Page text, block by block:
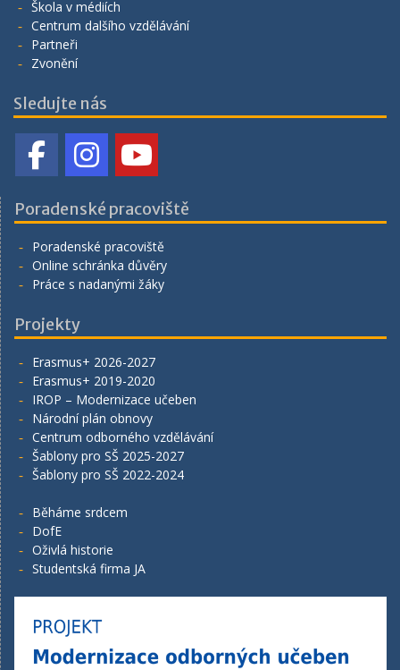
Škola v médiích
Centrum dalšího vzdělávání
Partneři
Zvonění
Sledujte nás
Poradenské pracoviště
Poradenské pracoviště
Online schránka důvěry
Práce s nadanými žáky
Projekty
Erasmus+ 2026-2027
Erasmus+ 2019-2020
IROP – Modernizace učeben
Národní plán obnovy
Centrum odborného vzdělávání
Šablony pro SŠ 2025-2027
Šablony pro SŠ 2022-2024
Běháme srdcem
DofE
Oživlá historie
Studentská firma JA